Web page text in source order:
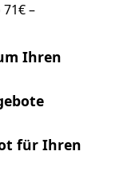
–
Ihren
für Ihren